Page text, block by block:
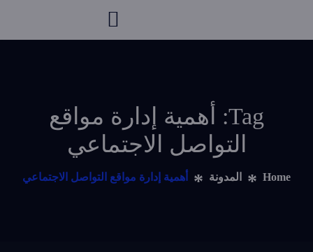
Tag: أهمية إدارة مواقع
التواصل الاجتماعي
Home المدونة أهمية إدارة مواقع التواصل الاجتماعي